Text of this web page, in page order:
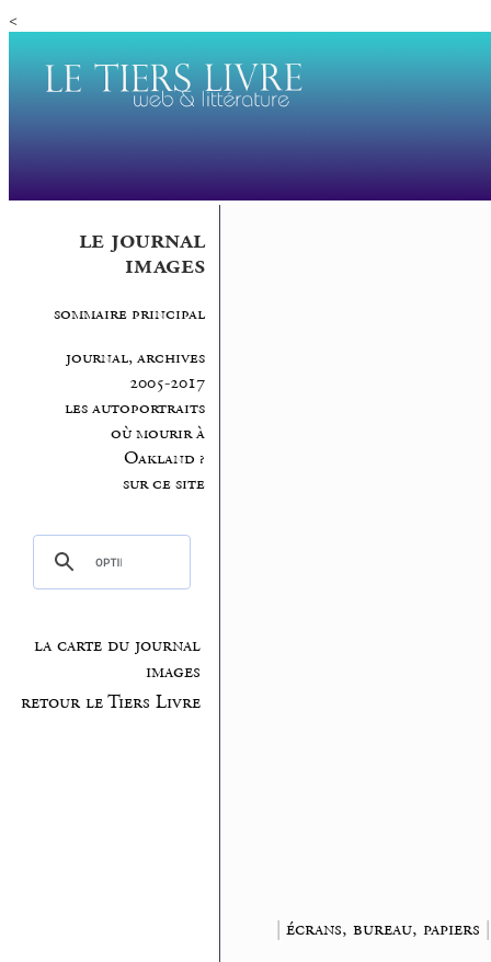
<
le journal
images
sommaire principal
journal, archives
2005-2017
les autoportraits
où mourir à
Oakland ?
sur ce site
la carte du journal
images
retour le Tiers Livre
| écrans, bureau, papiers